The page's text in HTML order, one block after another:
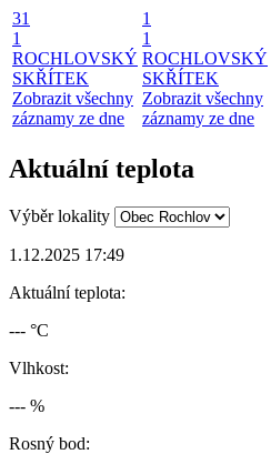
31
1
ROCHLOVSKÝ
SKŘÍTEK
Zobrazit všechny
záznamy ze dne
1
1
ROCHLOVSKÝ
SKŘÍTEK
Zobrazit všechny
záznamy ze dne
Aktuální teplota
Výběr lokality
1.12.2025 17:49
Aktuální teplota:
--- °C
Vlhkost:
--- %
Rosný bod: